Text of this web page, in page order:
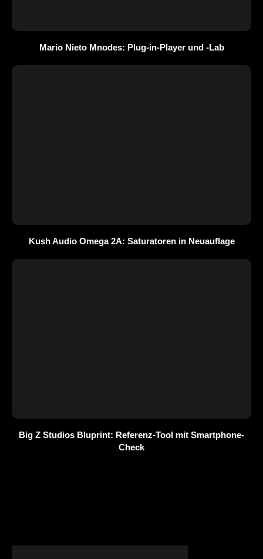
Mario Nieto Mnodes: Plug-in-Player und -Lab
Kush Audio Omega 2A: Saturatoren in Neuauflage
Big Z Studios Bluprint: Referenz-Tool mit Smartphone-
Check